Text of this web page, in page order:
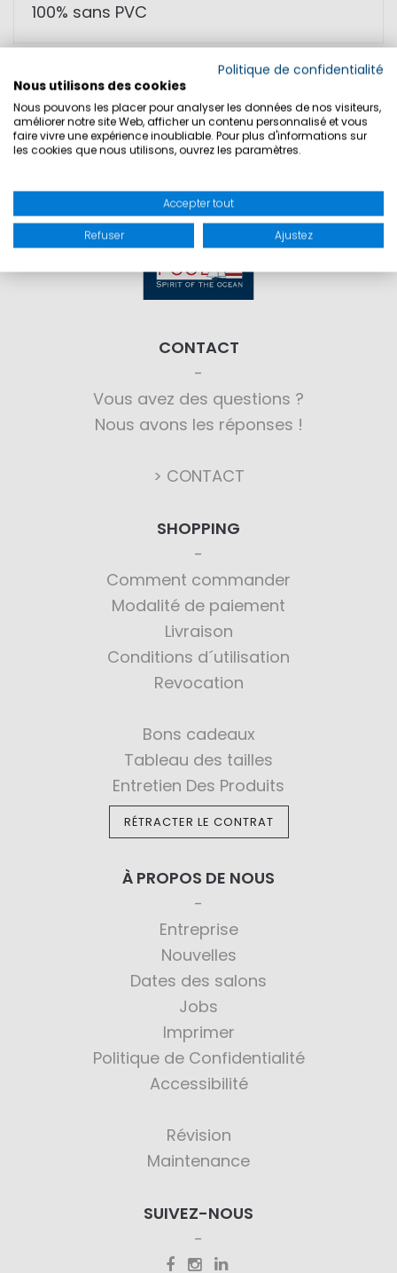
100% sans PVC
SÉCURITÉ DU PRODUIT
CONTACT
Vous avez des questions ?
Nous avons les réponses !
> CONTACT
SHOPPING
Comment commander
Modalité de paiement
Livraison
Conditions d´utilisation
Revocation
Bons cadeaux
Tableau des tailles
Entretien Des Produits
RÉTRACTER LE CONTRAT
À PROPOS DE NOUS
Entreprise
Nouvelles
Dates des salons
Jobs
Imprimer
Politique de Confidentialité
Accessibilité
Révision
Maintenance
SUIVEZ-NOUS
Politique de confidentialité
Nous utilisons des cookies
Nous pouvons les placer pour analyser les données de nos visiteurs,
améliorer notre site Web, afficher un contenu personnalisé et vous
faire vivre une expérience inoubliable. Pour plus d'informations sur
les cookies que nous utilisons, ouvrez les paramètres.
Accepter tout
Refuser Ajustez